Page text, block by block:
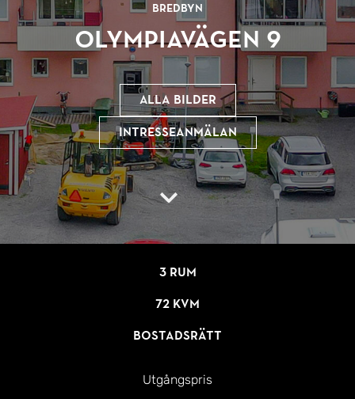
Bredbyn
Olympiavägen 9
Alla bilder
Intresseanmälan
3 rum
72 kvm
Bostadsrätt
Utgångspris